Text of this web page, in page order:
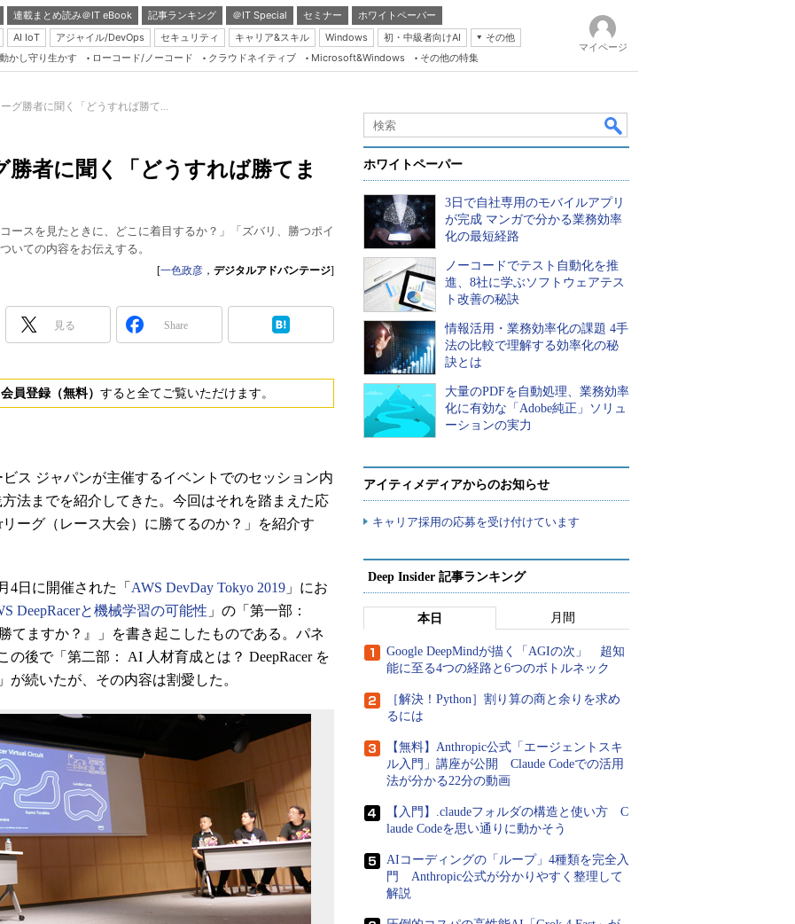
連載まとめ読み＠IT eBook 記事ランキング ＠IT Special セミナー
ホワイトペーパー
AI IoT アジャイル/DevOps セキュリティ キャリア&スキル Windows 初・中級者向けAI
その他
Server & Storage
Java Agile
Database Expert
Linux ＆ OSS
Master of IP Network
Security & Trust
ブログ
かし守り生かす ローコード/ノーコード クラウドネイティブ Microsoft&Windows その他の特集
マイページ
グ勝者に聞く「どうすれば勝て...
者に聞く「どうすれば勝てま
ースを見たときに、どこに着目するか？」「ズバリ、勝つポイ
いての内容をお伝えする。
[一色政彦 ， デジタルアドバンテージ]
見る Share
会員登録（無料） すると全てご覧いただけます。
ス ジャパンが主催するイベントでのセッション内
法までを紹介してきた。今回はそれを踏まえた応
リーグ（レース大会）に勝てるのか？」を紹介す
4日に開催された「 AWS DevDay Tokyo 2019 」にお
DeepRacerと機械学習の可能性 」の「第一部：
てますか？』」を書き起こしたものである。パネ
後で「第二部： AI 人材育成とは？ DeepRacer を
続いたが、その内容は割愛した。
ホワイトペーパー
3日で自社専用のモバイルアプリ
が完成 マンガで分かる業務効率
化の最短経路
ノーコードでテスト自動化を推
進、8社に学ぶソフトウェアテス
ト改善の秘訣
情報活用・業務効率化の課題 4手
法の比較で理解する効率化の秘
訣とは
大量のPDFを自動処理、業務効率
化に有効な「Adobe純正」ソリュ
ーションの実力
アイティメディアからのお知らせ
キャリア採用の応募を受け付けています
Deep Insider 記事ランキング
本日 月間
Google DeepMindが描く「AGIの次」 超知
能に至る4つの経路と6つのボトルネック
［解決！Python］割り算の商と余りを求め
るには
【無料】Anthropic公式「エージェントスキ
ル入門」講座が公開 Claude Codeでの活用
法が分かる22分の動画
【入門】.claudeフォルダの構造と使い方 C
laude Codeを思い通りに動かそう
AIコーディングの「ループ」4種類を完全入
門 Anthropic公式が分かりやすく整理して
解説